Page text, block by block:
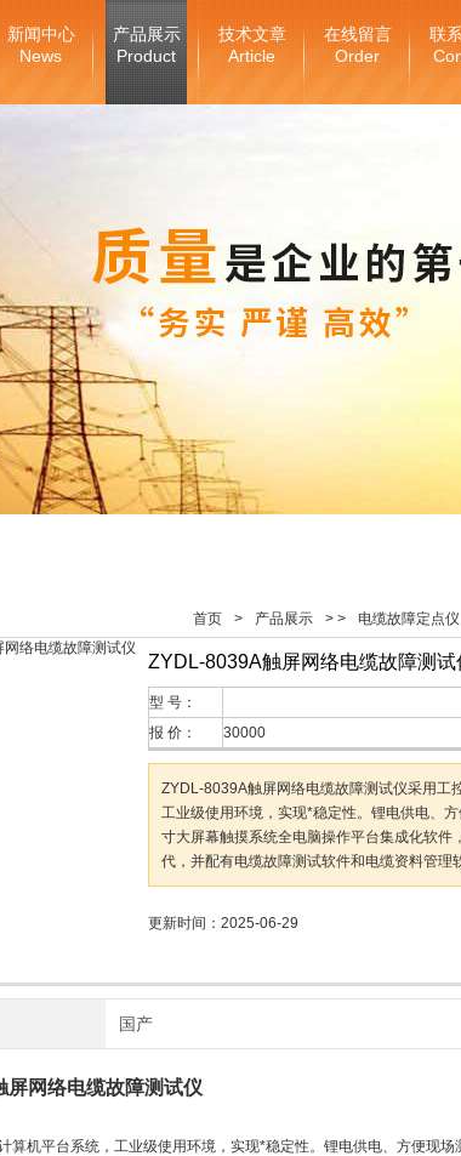
新闻中心
News
产品展示
Product
技术文章
Article
在线留言
Order
联
首页 > 产品展示 > > 电缆故障定点仪
ZYDL-8039A触屏网络电缆故障测试
型 号：
报 价：
30000
ZYDL-8039A触屏网络电缆故障测试仪采用工
工业级使用环境，实现*稳定性。锂电供电、
寸大屏幕触摸系统全电脑操作平台集成化软件
代，并配有电缆故障测试软件和电缆资料管理
更新时间：2025-06-29
国产
网络电缆故障测试仪
算机平台系统，工业级使用环境，实现*稳定性。锂电供电、方便现场